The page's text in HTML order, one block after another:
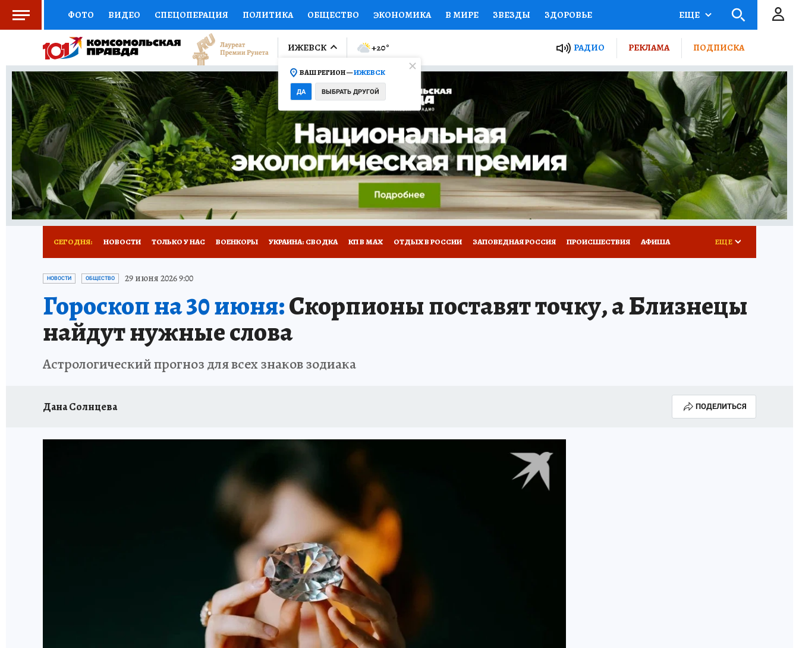
ФОТО ВИДЕО СПЕЦОПЕРАЦИЯ ПОЛИТИКА ОБЩЕСТВО ЭКОНОМИКА В МИРЕ ЗВЕЗДЫ ЗДОРОВЬЕ
СОЦПОДДЕРЖКА НАУКА СПОРТ КОЛУМНИСТЫ ПРОИСШЕСТВИЯ НАЦИОНАЛЬНЫЕ ПРОЕКТЫ РОССИИ
ВЫБОР ЭКСПЕРТОВ ДОКТОР ФИНАНСЫ ОТКРЫВАЕМ МИР Я ЗНАЮ СЕМЬЯ ЖЕНСКИЕ СЕКРЕТЫ ПУТЕВОДИТЕЛЬ
КНИЖНАЯ ПОЛКА ПРОГНОЗЫ НА СПОРТ ПРОМОКОДЫ СЕРИАЛЫ СПЕЦПРОЕКТЫ ДЕФИЦИТ ЖЕЛЕЗА ТУРИЗМ
ПРЕСС-ЦЕНТР НЕДВИЖИМОСТЬ ТЕЛЕВИЗОР КОЛЛЕКЦИИ КОНКУРСЫ РАБОТА У НАС ГИД ПОТРЕБИТЕЛЯ ВСЕ О КП
РАДИО КП РЕКЛАМА ТЕСТЫ НОВОЕ НА САЙТЕ
ЕЩЕ
ИЖЕВСК
ВАШ РЕГИОН —ИЖЕВСК
ДА ВЫБРАТЬ ДРУГОЙ
+20° РАДИО РЕКЛАМА ПОДПИСКА
СЕГОДНЯ: НОВОСТИ ТОЛЬКО У НАС ВОЕНКОРЫ УКРАИНА: СВОДКА КП В МАХ ОТДЫХ В РОССИИ ЗАПОВЕДНАЯ РОССИЯ ПРОИСШЕСТВИЯ АФИША
РЕКЛАМА НА САЙТЕ ПУТЕВОДИТЕЛЬ ПО СТРОЙКЕ И РЕМОНТУ
ЕЩЕ
НОВОСТИ ОБЩЕСТВО 29 июня 2026 9:00
Гороскоп на 30 июня:Скорпионы поставят точку, а Близнецы
найдут нужные слова
Астрологический прогноз для всех знаков зодиака
Дана Солнцева ПОДЕЛИТЬСЯ